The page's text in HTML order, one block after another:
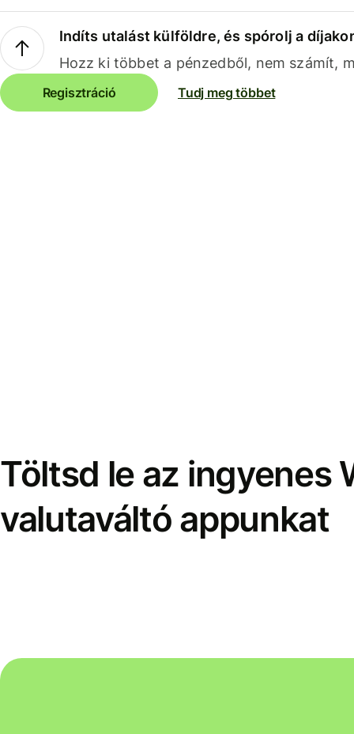
Indíts utalást külföldre, és spórolj a
Hozz ki többet a pénzedből, nem számít,
Regisztráció Tudj meg többet
Töltsd le az ingyenes
valutaváltó appunkat